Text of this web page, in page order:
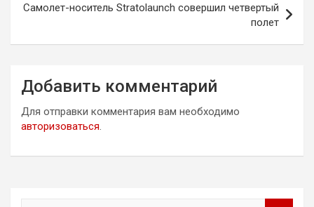
Самолет-носитель Stratolaunch совершил четвертый
полет
Добавить комментарий
Для отправки комментария вам необходимо
авторизоваться